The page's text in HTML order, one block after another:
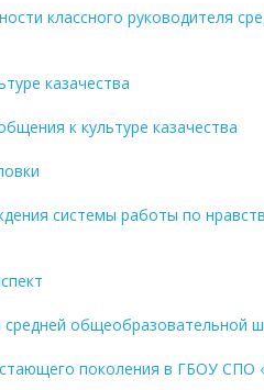
классного руководителя
казачества
к культуре казачества
системы работы по
общеобразовательной
поколения в ГБОУ СПО